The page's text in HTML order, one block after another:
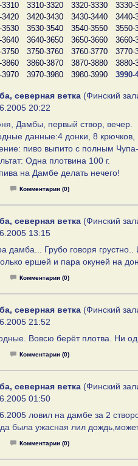
3310
3310-3320 3320-3330 3330-
3420
3420-3430 3430-3440 3440-
3530
3530-3540 3540-3550 3550-
3640
3640-3650 3650-3660 3660-
3750
3750-3760 3760-3770 3770-
3860
3860-3870 3870-3880 3880-
3970
3970-3980 3980-3990 3990-
северная ветка (Финский
20:22
Дамбы, первый створ, вечер.
данные:4 донки, 8 крючков,
пиво выпито с полным
Одна плотвина 100 г.
на Дамбе делать нечего!
Комментарии (0)
северная ветка (Финский
13:15
дамба... Грубо говоря
ершей и пара окуней на
Комментарии (0)
северная ветка (Финский
21:52
Вовсю берёт плотва. Ни
Комментарии (0)
северная ветка (Финский
01:50
ловил на дамбе за 2
была ужасная лил
Комментарии (0)